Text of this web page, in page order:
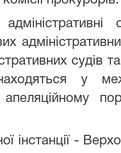
судів
у
інстанції -